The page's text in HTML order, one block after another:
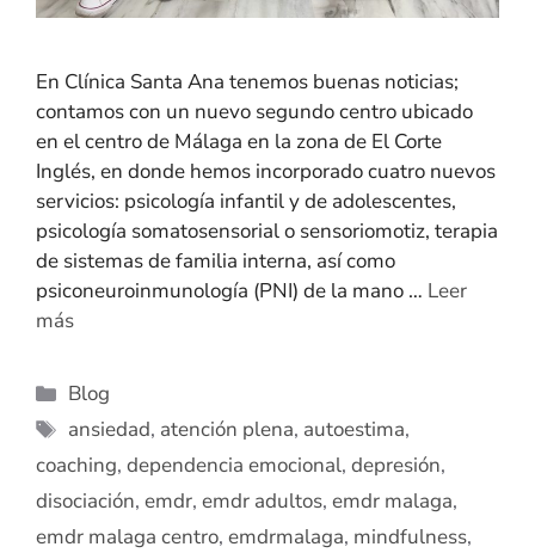
En Clínica Santa Ana tenemos buenas noticias;
contamos con un nuevo segundo centro ubicado
en el centro de Málaga en la zona de El Corte
Inglés, en donde hemos incorporado cuatro nuevos
servicios: psicología infantil y de adolescentes,
psicología somatosensorial o sensoriomotiz, terapia
de sistemas de familia interna, así como
psiconeuroinmunología (PNI) de la mano … Leer
más
Blog
ansiedad, atención plena, autoestima,
coaching, dependencia emocional, depresión,
disociación, emdr, emdr adultos, emdr malaga,
emdr malaga centro, emdrmalaga, mindfulness,